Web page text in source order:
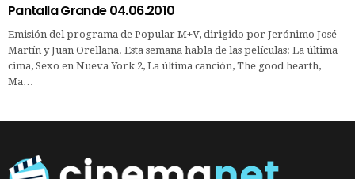
Pantalla Grande 04.06.2010
Emisión del programa de Popular M+V, dirigido por Jerónimo José
Martín y Juan Orellana. Esta semana habla de las películas: La última
cima, Sexo en Nueva York 2, La última canción, The good hearth,
Ma…